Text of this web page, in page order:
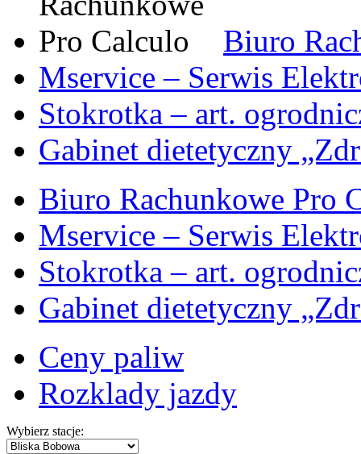
Biuro
Mservice – Serwis
Stokrotka – art.
Gabinet dietetyczny
Biuro Rachunkowe Pro
Mservice – Serwis
Stokrotka – art.
Gabinet dietetyczny
Ceny paliw
Rozklady jazdy
Wybierz stacje: